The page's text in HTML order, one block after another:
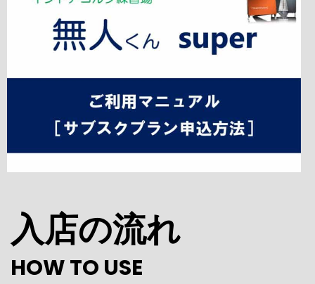
入店の流れ
HOW TO USE